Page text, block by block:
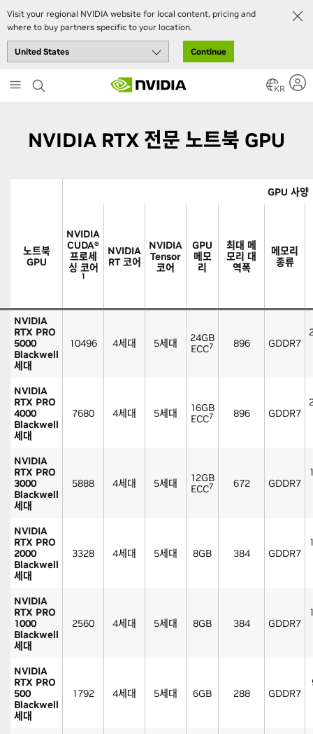
Visit your regional NVIDIA website for local content, pricing and
where to buy partners specific to your location.
Continue
to
KR
NVIDIA RTX 전문 노트북 GPU
GPU 사양
노트북
GPU
NVIDIA
CUDA®
프로세
싱 코어
1
NVIDIA
RT 코어
NVIDIA
Tensor
코어
GPU
메모
리
최대 메
모리 대
역폭
메모리
종류
NVIDIA
RTX PRO
5000
Blackwell
세대
10496 4세대 5세대
24GB
ECC7 896 GDDR7
NVIDIA
RTX PRO
4000
Blackwell
세대
7680 4세대 5세대
16GB
ECC7 896 GDDR7
NVIDIA
RTX PRO
3000
Blackwell
세대
5888 4세대 5세대
12GB
ECC7 672 GDDR7
NVIDIA
RTX PRO
2000
Blackwell
세대
3328 4세대 5세대 8GB 384 GDDR7
NVIDIA
RTX PRO
1000
Blackwell
세대
2560 4세대 5세대 8GB 384 GDDR7
NVIDIA
RTX PRO
500
Blackwell
세대
1792 4세대 5세대 6GB 288 GDDR7